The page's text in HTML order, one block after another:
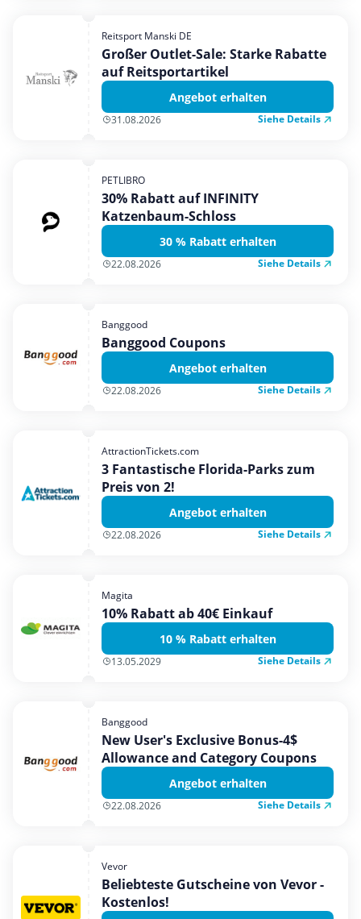
Urlaub & Reise
Reitsport Manski DE
Großer Outlet-Sale: Starke Rabatte
auf Reitsportartikel
Angebot erhalten
31.08.2026 Siehe Details
PETLIBRO
30% Rabatt auf INFINITY
Katzenbaum-Schloss
30 % Rabatt erhalten
22.08.2026 Siehe Details
Banggood
Banggood Coupons
Angebot erhalten
22.08.2026 Siehe Details
AttractionTickets.com
3 Fantastische Florida-Parks zum
Preis von 2!
Angebot erhalten
22.08.2026 Siehe Details
Magita
10% Rabatt ab 40€ Einkauf
10 % Rabatt erhalten
13.05.2029 Siehe Details
Banggood
New User's Exclusive Bonus-4$
Allowance and Category Coupons
Angebot erhalten
22.08.2026 Siehe Details
Vevor
Beliebteste Gutscheine von Vevor -
Kostenlos!